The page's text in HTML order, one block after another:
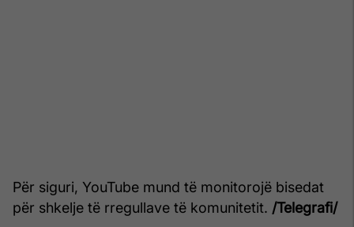
Për siguri, YouTube mund të monitorojë bisedat
për shkelje të rregullave të komunitetit. /Telegrafi/